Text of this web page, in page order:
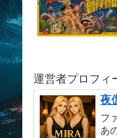
運営者プロフィ
夜
フ
あ